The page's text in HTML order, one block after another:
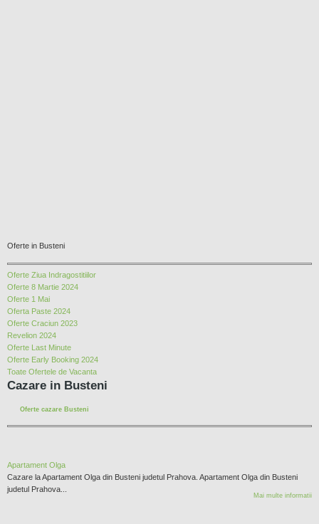
Oferte in Busteni
Oferte Ziua Indragostitiilor
Oferte 8 Martie 2024
Oferte 1 Mai
Oferta Paste 2024
Oferte Craciun 2023
Revelion 2024
Oferte Last Minute
Oferte Early Booking 2024
Toate Ofertele de Vacanta
Cazare in Busteni
Oferte cazare Busteni
Apartament Olga
Cazare la Apartament Olga din Busteni judetul Prahova. Apartament Olga din Busteni
judetul Prahova...
Mai multe informatii